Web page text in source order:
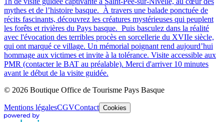
mythes et de l’histoire basque. À travers une balade ponctuée de
récits fascinants, découvrez les créatures mystérieuses qui peuplent
les forêts et rivières du Pays basque. Puis basculez dans la réalité
avec l'évocation des terribles procès en sorcellerie du XVIIe siècle,
qui ont marqué ce village. Un mémorial poignant rend aujourd’hui
hommage aux victimes et invite à la tolérance. Visite accessible aux
PMR (contacter le BAT au préalable). Merci d'arriver 10 minutes
avant le début de la visite guidée.
© 2026 Boutique Office de Tourisme Pays Basque
Mentions légalesCGVContact Cookies